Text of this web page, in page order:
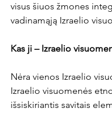
visus šiuos žmones
vadinamąją Izraelio
Kas ji – Izraelio
Nėra vienos Izraelio
Izraelio visuomenės
išsiskiriantis savitais